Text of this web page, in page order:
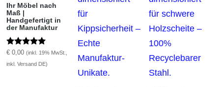
Ihr Möbel nach
Maß |
Handgefertigt in
der Manufaktur
Bewertet mit
von 5
€ 0,00 (inkl. 19% MwSt.,
inkl. Versand DE)